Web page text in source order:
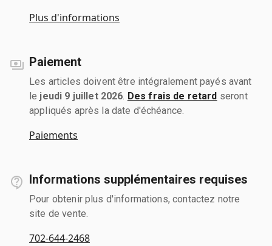
Plus d'informations
Paiement
Les articles doivent être intégralement payés avant
le jeudi 9 juillet 2026. Des frais de retard seront
appliqués après la date d'échéance.
Paiements
Informations supplémentaires requises
Pour obtenir plus d'informations, contactez notre
site de vente.
702-644-2468